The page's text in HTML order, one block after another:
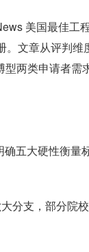
美国最佳工
文章从评判维
两类申请者需求
确五大硬性衡量
分支，部分院